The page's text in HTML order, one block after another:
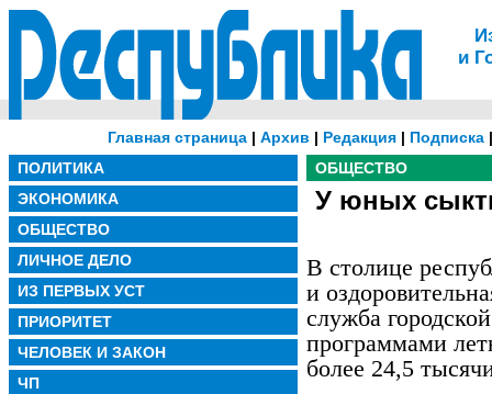
и
Главная страница | Архив | Редакция | Подписка
ПОЛИТИКА
ЭКОНОМИКА
ОБЩЕСТВО
ЛИЧНОЕ ДЕЛО
ИЗ ПЕРВЫХ УСТ
ПРИОРИТЕТ
ЧЕЛОВЕК И ЗАКОН
ЧП
ОБЩЕСТВО
У юных
В столице
и
служба
программами
более 24,5